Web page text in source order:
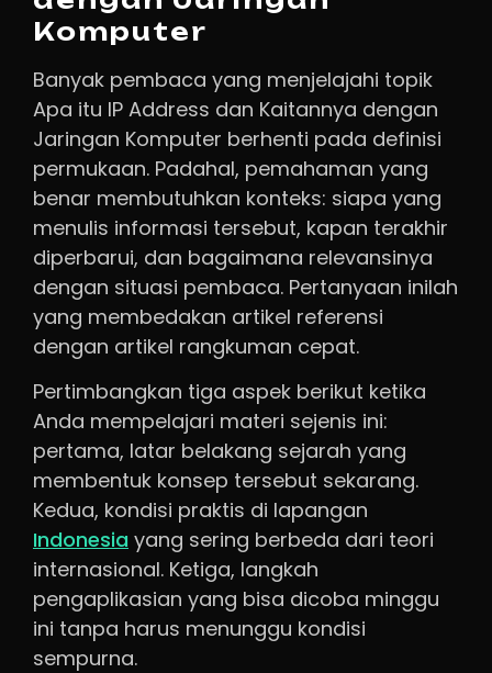
Komputer
Banyak pembaca yang menjelajahi topik
Apa itu IP Address dan Kaitannya dengan
Jaringan Komputer berhenti pada definisi
permukaan. Padahal, pemahaman yang
benar membutuhkan konteks: siapa yang
menulis informasi tersebut, kapan terakhir
diperbarui, dan bagaimana relevansinya
dengan situasi pembaca. Pertanyaan inilah
yang membedakan artikel referensi
dengan artikel rangkuman cepat.
Pertimbangkan tiga aspek berikut ketika
Anda mempelajari materi sejenis ini:
pertama, latar belakang sejarah yang
membentuk konsep tersebut sekarang.
Kedua, kondisi praktis di lapangan
Indonesia yang sering berbeda dari teori
internasional. Ketiga, langkah
pengaplikasian yang bisa dicoba minggu
ini tanpa harus menunggu kondisi
sempurna.